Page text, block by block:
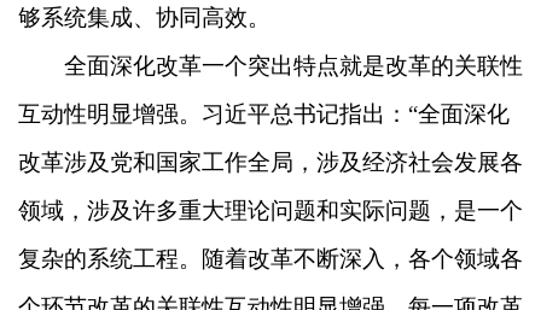
够系统集成、协同高效。
全面深化改革一个突出特点就是改革的关联性
互动性明显增强。习近平总书记指出：“全面深化
改革涉及党和国家工作全局，涉及经济社会发展各
领域，涉及许多重大理论问题和实际问题，是一个
复杂的系统工程。随着改革不断深入，各个领域各